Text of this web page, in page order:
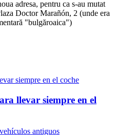
adresa, pentru ca s-au mutat
Doctor Marañón, 2 (unde era
"bulgăroaica")
llevar siempre en el